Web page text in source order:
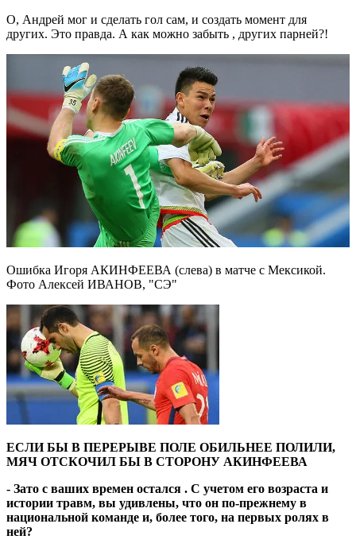
О, Андрей мог и сделать гол сам, и создать момент для
других. Это правда. А как можно забыть , других парней?!
Ошибка Игоря АКИНФЕЕВА (слева) в матче с Мексикой.
Фото Алексей ИВАНОВ, "СЭ"
ЕСЛИ БЫ В ПЕРЕРЫВЕ ПОЛЕ ОБИЛЬНЕЕ ПОЛИЛИ,
МЯЧ ОТСКОЧИЛ БЫ В СТОРОНУ АКИНФЕЕВА
- Зато с ваших времен остался . С учетом его возраста и
истории травм, вы удивлены, что он по-прежнему в
национальной команде и, более того, на первых ролях в
ней?